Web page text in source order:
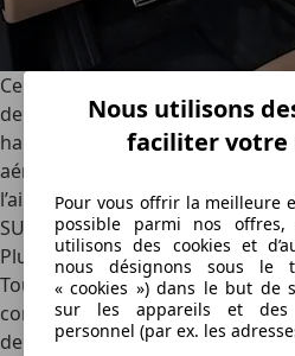
Cependant, Porsche reste une
de toit n’a donc pas pour but
habitants de Knokke ou de
aérodynamique. Ce faisant, le
l’air (Cx) de la version Coupé
SUV.
Plus d’autonomie, moins de
Toute légère soit-elle, cette
confère à la version Coupé une
de 18 km. La version la plus
Nous utilisons
faciliter votre
Pour vous offrir la meilleure
possible parmi nos
utilisons des cookies et
nous désignons sous le
« cookies ») dans le but de
sur les appareils et des
personnel (par ex. les